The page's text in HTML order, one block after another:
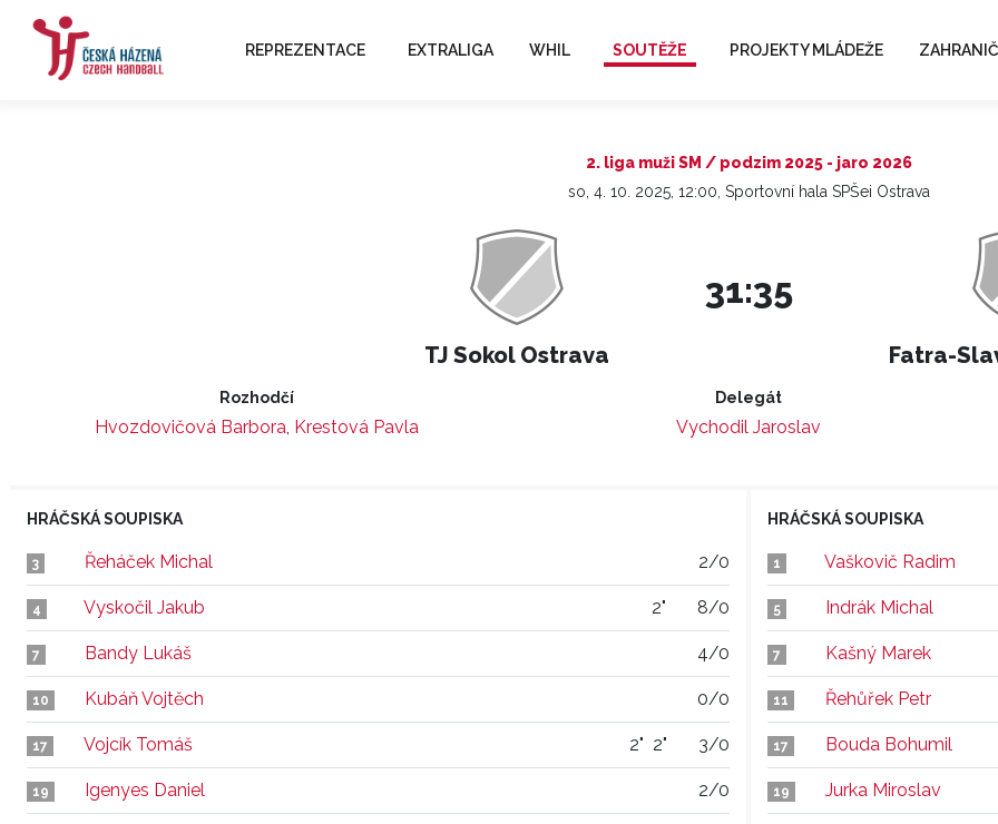
REPREZENTACE EXTRALIGA WHIL SOUTĚŽE PROJEKTY MLÁDEŽE
2. liga muži SM / podzim 2025 - jaro 2026
so, 4. 10. 2025, 12:00, Sportovní hala SPŠei Ostrava
TJ Sokol Ostrava
31:35
Fatra-
Rozhodčí
Hvozdovičová Barbora, Krestová Pavla
Delegát
Vychodil Jaroslav
HRÁČSKÁ SOUPISKA
3 Řeháček Michal 2/0
4 Vyskočil Jakub 2" 8/0
7 Bandy Lukáš 4/0
10 Kubáň Vojtěch 0/0
17 Vojcík Tomáš 2" 2" 3/0
19 Igenyes Daniel 2/0
HRÁČSKÁ SOUPISKA
1 Vaškovič Radim
5 Indrák Michal
7 Kašný Marek
11 Řehůřek Petr
17 Bouda Bohumil
19 Jurka Miroslav